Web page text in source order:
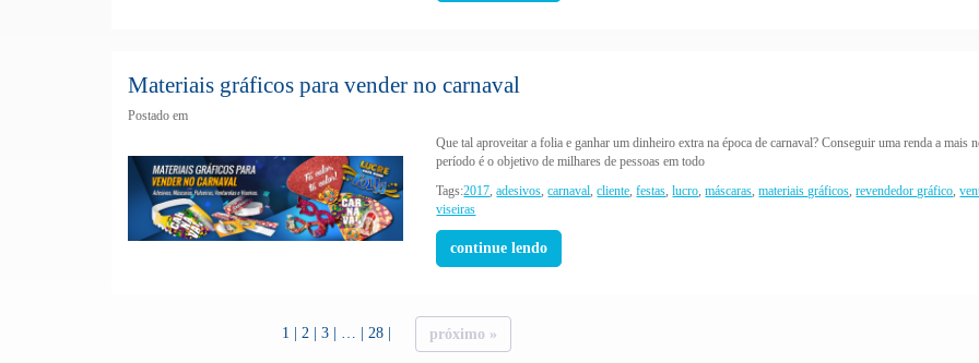
Materiais gráficos para vender no carnaval
Postado em
Que tal aproveitar a folia e ganhar um dinheiro extra na época de carnaval? Conseguir uma renda a mais
período é o objetivo de milhares de pessoas em todo
Tags:2017,adesivos,carnaval,cliente,festas,lucro,máscaras,materiais gráficos,revendedor gráfico,
viseiras
continue lendo
1 2 3 28 próximo »